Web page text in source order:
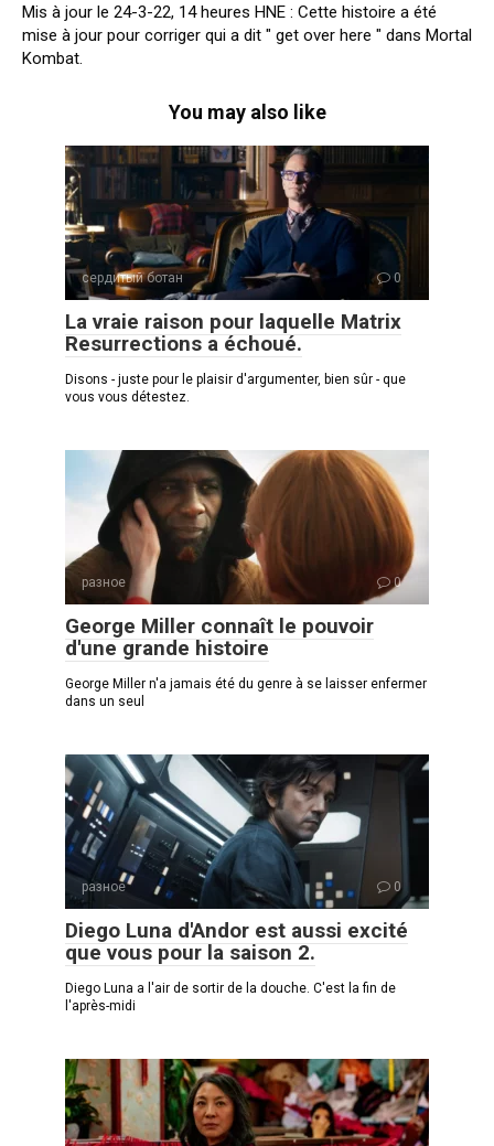
Mis à jour le 24-3-22, 14 heures HNE : Cette histoire a été
mise à jour pour corriger qui a dit " get over here " dans Mortal
Kombat.
You may also like
сердитый ботан 0
La vraie raison pour laquelle Matrix
Resurrections a échoué.
Disons - juste pour le plaisir d'argumenter, bien sûr - que
vous vous détestez.
разное 0
George Miller connaît le pouvoir
d'une grande histoire
George Miller n'a jamais été du genre à se laisser enfermer
dans un seul
разное 0
Diego Luna d'Andor est aussi excité
que vous pour la saison 2.
Diego Luna a l'air de sortir de la douche. C'est la fin de
l'après-midi